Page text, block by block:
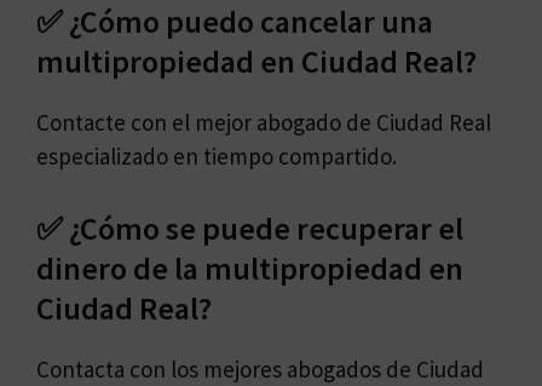
✅ ¿Cómo puedo cancelar una
multipropiedad en Ciudad Real?
Contacte con el mejor abogado de Ciudad Real
especializado en tiempo compartido.
✅ ¿Cómo se puede recuperar el
dinero de la multipropiedad en
Ciudad Real?
Contacta con los mejores abogados de Ciudad